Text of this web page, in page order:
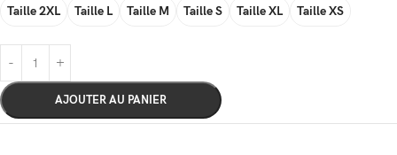
Taille 2XL Taille L Taille M Taille S Taille XL Taille XS
AJOUTER AU PANIER